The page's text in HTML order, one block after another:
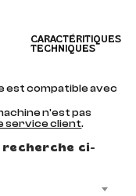
CARACTÉRITIQUES
TECHNIQUES
est compatible avec
n'est pas
service client.
recherche ci-